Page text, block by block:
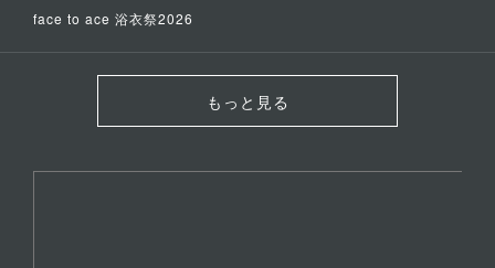
face to ace 浴衣祭2026
もっと見る